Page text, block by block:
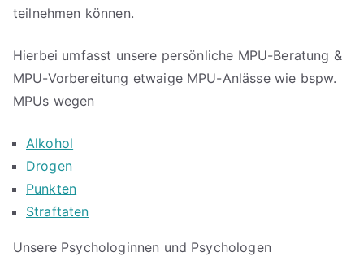
teilnehmen können.
Hierbei umfasst unsere persönliche MPU-Beratung &
MPU-Vorbereitung etwaige MPU-Anlässe wie bspw.
MPUs wegen
Alkohol
Drogen
Punkten
Straftaten
Unsere Psychologinnen und Psychologen